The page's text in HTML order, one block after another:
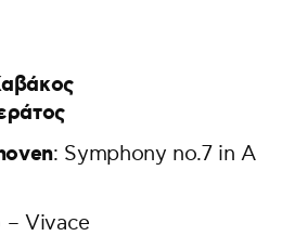
: Symphony no.7 in A
– Vivace